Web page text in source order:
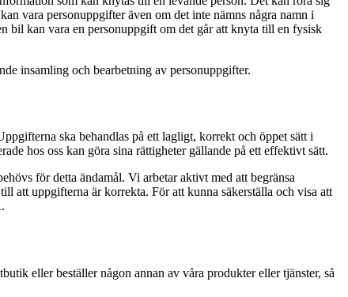
vara personuppgifter även om det inte nämns några namn i
bil kan vara en personuppgift om det går att knyta till en fysisk
insamling och bearbetning av personuppgifter.
ska behandlas på ett lagligt, korrekt och öppet sätt i
hos oss kan göra sina rättigheter gällande på ett effektivt sätt.
för detta ändamål. Vi arbetar aktivt med att begränsa
att uppgifterna är korrekta. För att kunna säkerställa och visa att
eller beställer någon annan av våra produkter eller tjänster, så